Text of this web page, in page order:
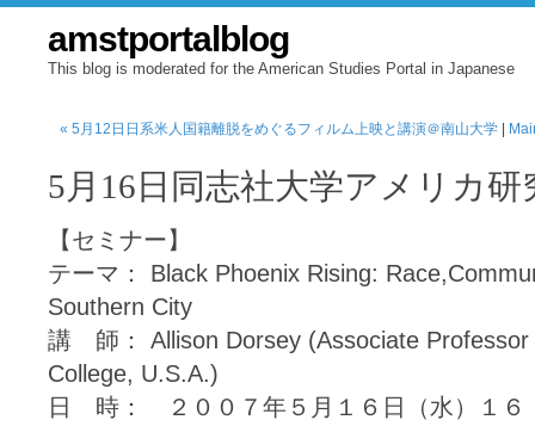
amstportalblog
This blog is moderated for the American Studies Portal in Japanese
« 5月12日日系米人国籍離脱をめぐるフィルム上映と講演＠南山大学
5月16日同志社大学アメリカ
【セミナー】
テーマ： Black Phoenix Rising:
Southern City
講 師： Allison Dorsey (Associate
College, U.S.A.)
日 時： ２００７年５月１６日（水）１６